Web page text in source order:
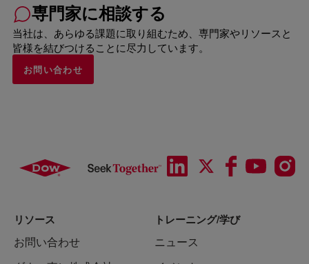
専門家に相談する
当社は、あらゆる課題に取り組むため、専門家やリソースと
皆様を結びつけることに尽力しています。
お問い合わせ
リソース
お問い合わせ
トレーニング/学び
ニュース